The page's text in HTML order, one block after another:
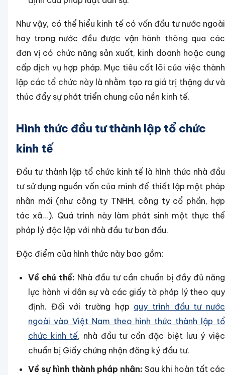
Như vậy, có thể hiểu kinh tế có vốn đầu tư nước ngoài
hay trong nước đều được vận hành thông qua các
đơn vị có chức năng sản xuất, kinh doanh hoặc cung
cấp dịch vụ hợp pháp. Mục tiêu cốt lõi của việc thành
lập các tổ chức này là nhằm tạo ra giá trị thặng dư và
thúc đẩy sự phát triển chung của nền kinh tế.
Hình thức đầu tư thành lập tổ chức
kinh tế
Đầu tư thành lập tổ chức kinh tế là hình thức nhà đầu
tư sử dụng nguồn vốn của mình để thiết lập một pháp
nhân mới (như công ty TNHH, công ty cổ phần, hợp
tác xã...). Quá trình này làm phát sinh một thực thể
pháp lý độc lập với nhà đầu tư ban đầu.
Đặc điểm của hình thức này bao gồm:
Về chủ thể: Nhà đầu tư cần chuẩn bị đầy đủ năng
lực hành vi dân sự và các giấy tờ pháp lý theo quy
định. Đối với trường hợp quy trình đầu tư nước
ngoài vào Việt Nam theo hình thức thành lập tổ
chức kinh tế, nhà đầu tư cần đặc biệt lưu ý việc
chuẩn bị Giấy chứng nhận đăng ký đầu tư.
Về sự hình thành pháp nhân: Sau khi hoàn tất các